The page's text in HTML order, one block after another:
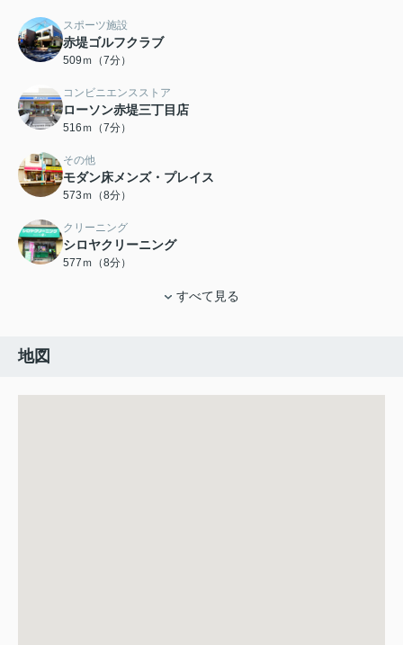
スポーツ施設
赤堤ゴルフクラブ
509ｍ（7分）
コンビニエンスストア
ローソン赤堤三丁目店
516ｍ（7分）
その他
モダン床メンズ・プレイス
573ｍ（8分）
クリーニング
シロヤクリーニング
577ｍ（8分）
すべて見る
地図